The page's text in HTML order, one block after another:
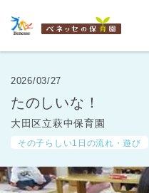
名
す
2026/03/27
たのしいな！
大田区立萩中保育園
その子らしい1日の流れ・遊び